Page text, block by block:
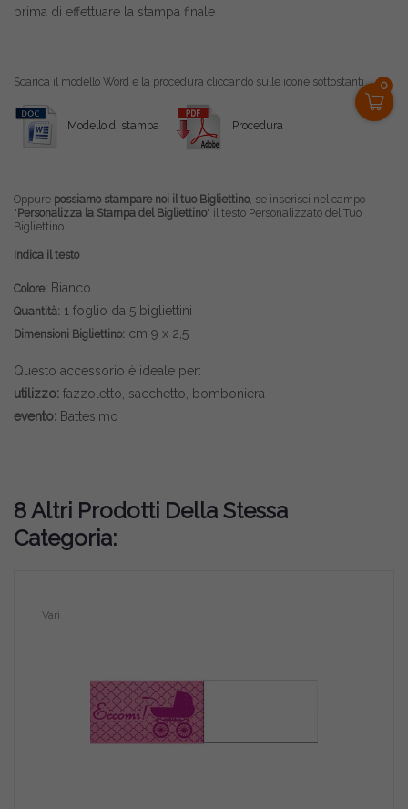
0
prima di effettuare la stampa finale
Scarica il modello Word e la procedura cliccando sulle icone sottostanti
Modello di stampa Procedura
Oppure possiamo stampare noi il tuo Bigliettino , se inserisci nel campo
"Personalizza la Stampa del Bigliettino" il testo Personalizzato del Tuo
Bigliettino
Indica il testo
Colore: Bianco
Quantità: 1 foglio da 5 bigliettini
Dimensioni Bigliettino: cm 9 x 2,5
Questo accessorio è ideale per:
utilizzo: fazzoletto, sacchetto, bomboniera
evento: Battesimo
8 Altri Prodotti Della Stessa
Categoria:
Vari